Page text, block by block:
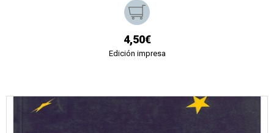
4,50€
Edición impresa